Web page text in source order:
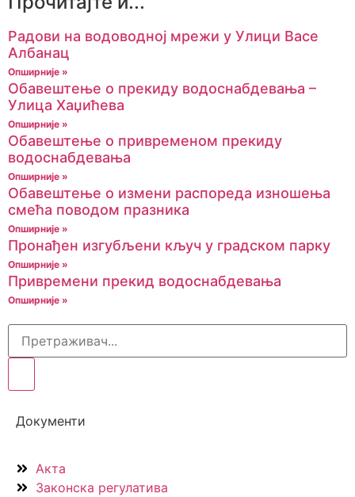
Радови на водоводној мрежи у Улици Васе
Албанац
Опширније »
Обавештење о прекиду водоснабдевања –
Улица Хаџићева
Опширније »
Обавештење о привременом прекиду
водоснабдевања
Опширније »
Обавештење о измени распореда изношења
смећа поводом празника
Опширније »
Пронађен изгубљени кључ у градском парку
Опширније »
Привремени прекид водоснабдевања
Опширније »
Документи
Акта
Законска регулатива